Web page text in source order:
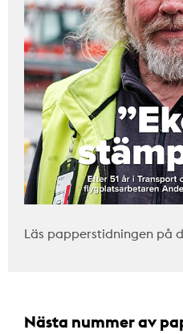
Läs papperstidningen på
Nästa nummer av